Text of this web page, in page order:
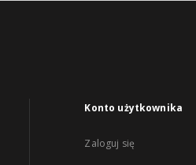
Konto użytkownika
Zaloguj się